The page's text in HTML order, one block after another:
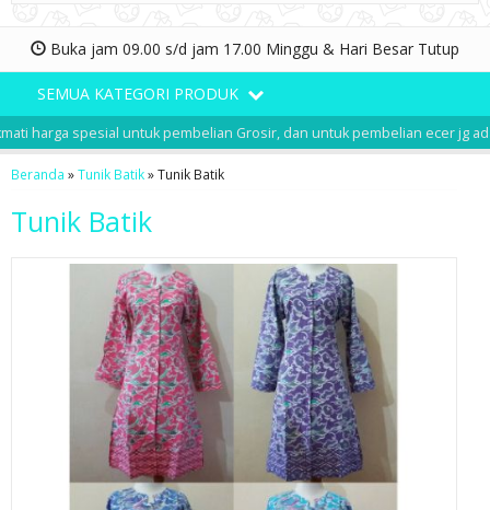
Buka jam 09.00 s/d jam 17.00 Minggu & Hari Besar Tutup
SEMUA KATEGORI PRODUK
harga spesial untuk pembelian Grosir, dan untuk pembelian ecer jg ada
Beranda »Tunik Batik»Tunik Batik
Tunik Batik